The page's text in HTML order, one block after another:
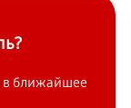
в ближайшее